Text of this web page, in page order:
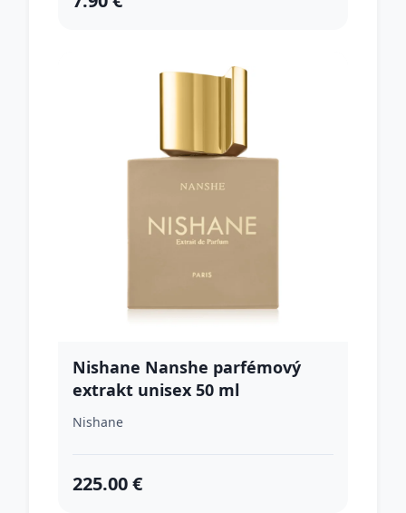
Nishane Nanshe parfémový
extrakt unisex 50 ml
Nishane
225.00 €